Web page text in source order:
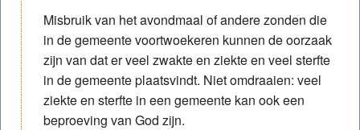
Misbruik van het avondmaal of andere zonden die
in de gemeente voortwoekeren kunnen de oorzaak
zijn van dat er veel zwakte en ziekte en veel sterfte
in de gemeente plaatsvindt. Niet omdraaien: veel
ziekte en sterfte in een gemeente kan ook een
beproeving van God zijn.